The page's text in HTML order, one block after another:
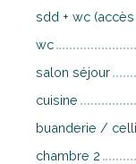
sdd + wc (accès
wc
salon séjour
cuisine
buanderie /
chambre 2